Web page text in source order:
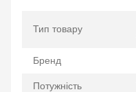
Тип товару
Бренд
Потужність